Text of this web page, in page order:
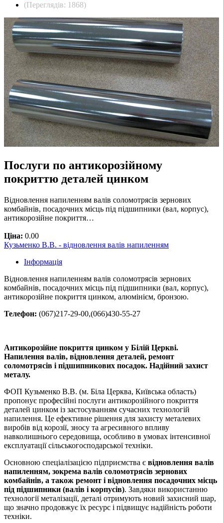
(Переглядів: 1868)
Послуги по антикорозійному
покриттю деталей цинком
Відновлення напиленням валів соломотрясів зернових
комбайнів, посадочних місць під підшипники (вал, корпус),
антикорозійне покриття…
Ціна: 0.00
Кузьменко В.В. - відновлення валів напиленням
Інформація
Відновлення напиленням валів соломотрясів зернових
комбайнів, посадочних місць під підшипники (вал, корпус),
антикорозійне покриття цинком, алюмінієм, бронзою.
Телефон: (067)217-29-00,(066)430-55-27
Антикорозійне покриття цинком у Білій Церкві.
Напилення валів, відновлення деталей, ремонт
соломотрясів і підшипникових посадок. Надійний захист
металу.
ФОП Кузьменко В.В. (м. Біла Церква, Київська область)
пропонує професійні послуги антикорозійного покриття
деталей цинком із застосуванням сучасних технологій
напилення. Це ефективне рішення для захисту металевих
виробів від корозії, зносу та агресивного впливу
навколишнього середовища, особливо в умовах інтенсивної
експлуатації сільськогосподарської техніки.
Основною спеціалізацією підприємства є відновлення валів
напиленням, зокрема валів соломотрясів зернових
комбайнів, а також ремонт і відновлення посадочних місць
під підшипники (валів і корпусів). Завдяки використанню
технології металізації, деталі отримують новий захисний шар,
що значно продовжує їх ресурс і підвищує надійність роботи
техніки.